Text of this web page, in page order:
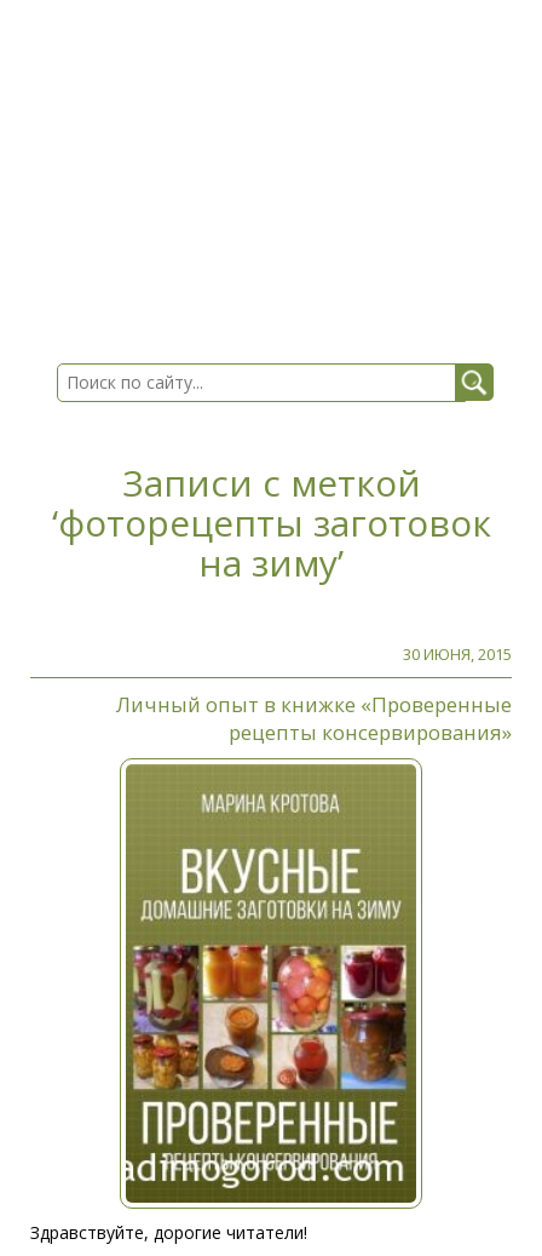
Записи с меткой
‘фоторецепты заготовок
на зиму’
30 ИЮНЯ, 2015
Личный опыт в книжке «Проверенные
рецепты консервирования»
Здравствуйте, дорогие читатели!